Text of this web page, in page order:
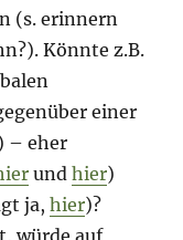
(s. erinnern
Könnte z.B.
einer
– eher
undhier)
ja,hier)?
würde auf